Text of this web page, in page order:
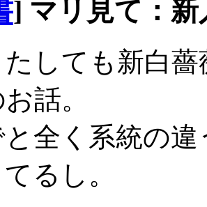
] マリ見て：新
しても新白
話。
全く系統の
るし。